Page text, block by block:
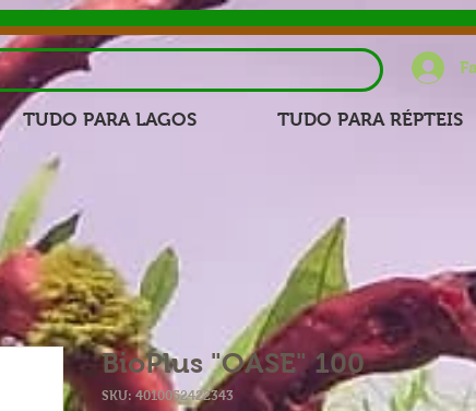
TUDO PARA LAGOS TUDO PARA RÉPTEIS
BioPlus "OASE" 100
SKU: 4010052422343